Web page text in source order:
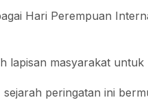
Hari Perempuan
lapisan masyarakat
peringatan ini